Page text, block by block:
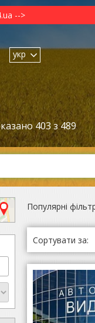
-->
укр
403 з 489
Популярні
Сортувати за: